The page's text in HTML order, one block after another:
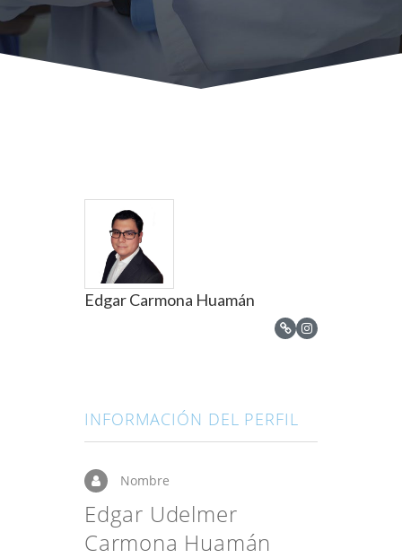
Edgar Carmona Huamán
INFORMACIÓN DEL PERFIL
Nombre
Edgar Udelmer
Carmona Huamán